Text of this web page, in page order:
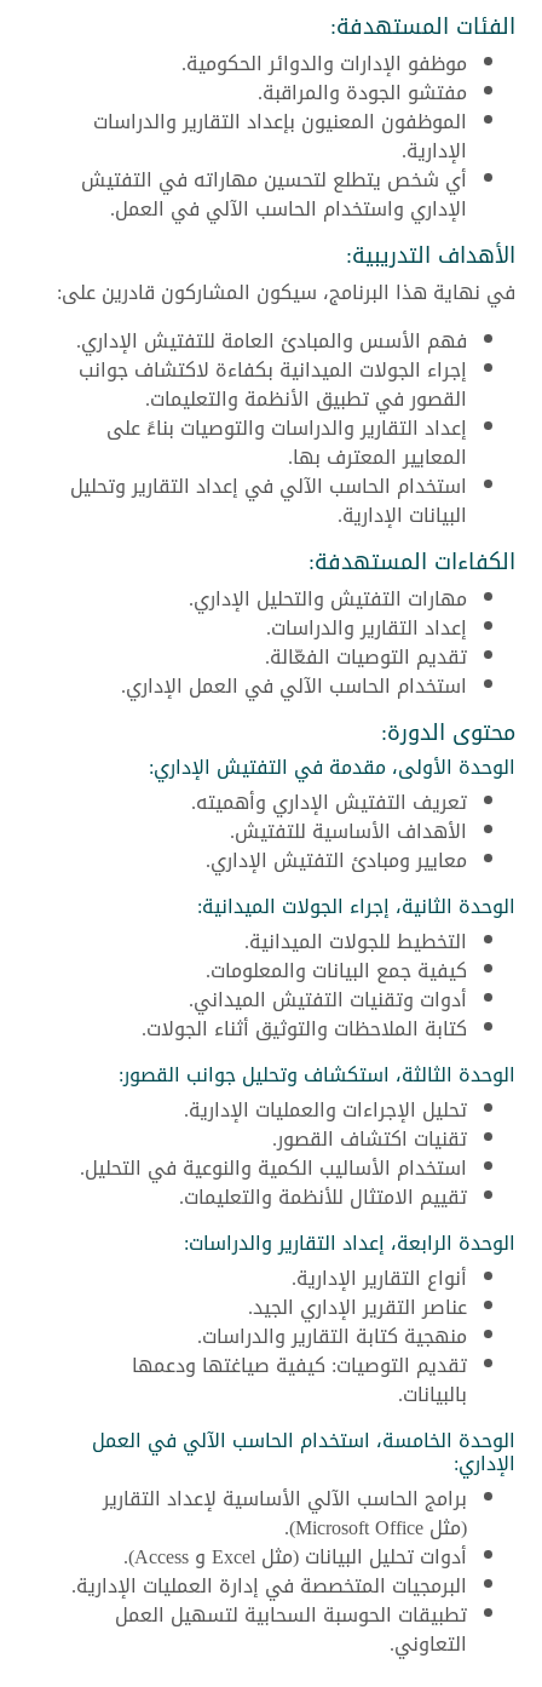
الفئات المستهدفة:
موظفو الإدارات والدوائر الحكومية.
مفتشو الجودة والمراقبة.
الموظفون المعنيون بإعداد التقارير والدراسات
الإدارية.
أي شخص يتطلع لتحسين مهاراته في التفتيش
الإداري واستخدام الحاسب الآلي في العمل.
الأهداف التدريبية:
في نهاية هذا البرنامج، سيكون المشاركون قادرين على:
فهم الأسس والمبادئ العامة للتفتيش الإداري.
إجراء الجولات الميدانية بكفاءة لاكتشاف جوانب
القصور في تطبيق الأنظمة والتعليمات.
إعداد التقارير والدراسات والتوصيات بناءً على
المعايير المعترف بها.
استخدام الحاسب الآلي في إعداد التقارير وتحليل
البيانات الإدارية.
الكفاءات المستهدفة:
مهارات التفتيش والتحليل الإداري.
إعداد التقارير والدراسات.
تقديم التوصيات الفعّالة.
استخدام الحاسب الآلي في العمل الإداري.
محتوى الدورة:
الوحدة الأولى، مقدمة في التفتيش الإداري:
تعريف التفتيش الإداري وأهميته.
الأهداف الأساسية للتفتيش.
معايير ومبادئ التفتيش الإداري.
الوحدة الثانية، إجراء الجولات الميدانية:
التخطيط للجولات الميدانية.
كيفية جمع البيانات والمعلومات.
أدوات وتقنيات التفتيش الميداني.
كتابة الملاحظات والتوثيق أثناء الجولات.
الوحدة الثالثة، استكشاف وتحليل جوانب القصور:
تحليل الإجراءات والعمليات الإدارية.
تقنيات اكتشاف القصور.
استخدام الأساليب الكمية والنوعية في التحليل.
تقييم الامتثال للأنظمة والتعليمات.
الوحدة الرابعة، إعداد التقارير والدراسات:
أنواع التقارير الإدارية.
عناصر التقرير الإداري الجيد.
منهجية كتابة التقارير والدراسات.
تقديم التوصيات: كيفية صياغتها ودعمها
بالبيانات.
الوحدة الخامسة، استخدام الحاسب الآلي في العمل
الإداري:
برامج الحاسب الآلي الأساسية لإعداد التقارير
(مثل Microsoft Office).
أدوات تحليل البيانات (مثل Excel و Access).
البرمجيات المتخصصة في إدارة العمليات الإدارية.
تطبيقات الحوسبة السحابية لتسهيل العمل
التعاوني.